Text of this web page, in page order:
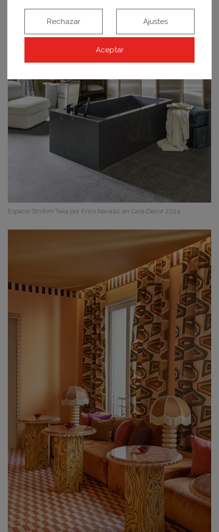
Espacio Strohm Teka por Erico Navazo, en Casa Decor 2024
Aceptar
Rechazar Ajustes